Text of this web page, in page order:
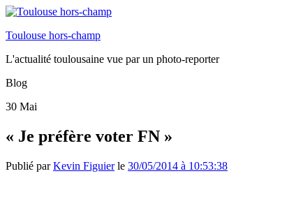
Toulouse hors-champ
L'actualité toulousaine vue par un photo-reporter
Blog
30 Mai
« Je préfère voter FN »
Publié parKevin Figuierle 30/05/2014 à 10:53:38